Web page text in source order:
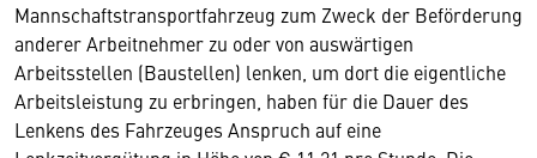
Mannschaftstransportfahrzeug zum Zweck der Beförderung
anderer Arbeitnehmer zu oder von auswärtigen
Arbeitsstellen (Baustellen) lenken, um dort die eigentliche
Arbeitsleistung zu erbringen, haben für die Dauer des
Lenkens des Fahrzeuges Anspruch auf eine